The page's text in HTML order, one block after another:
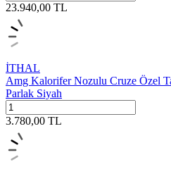
23.940,00 TL
İTHAL
Amg Kalorifer Nozulu Cruze Özel
Parlak Siyah
3.780,00 TL